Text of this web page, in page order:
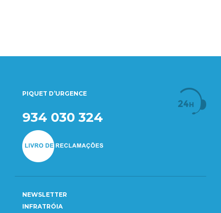
PIQUET D’URGENCE
934 030 324
NEWSLETTER
INFRATRÓIA